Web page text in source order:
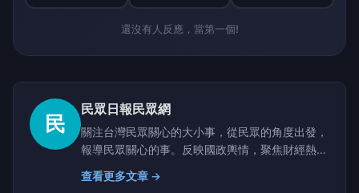
還沒有人反應，當第一個!
民
民眾日報民眾網
關注台灣民眾關心的大小事，從民眾的角度出發，
報導民眾關心的事。反映國政輿情，聚焦財經熱
點，堅持與網路上的鄉民，與馬路上的市民站在一
起。
查看更多文章 →